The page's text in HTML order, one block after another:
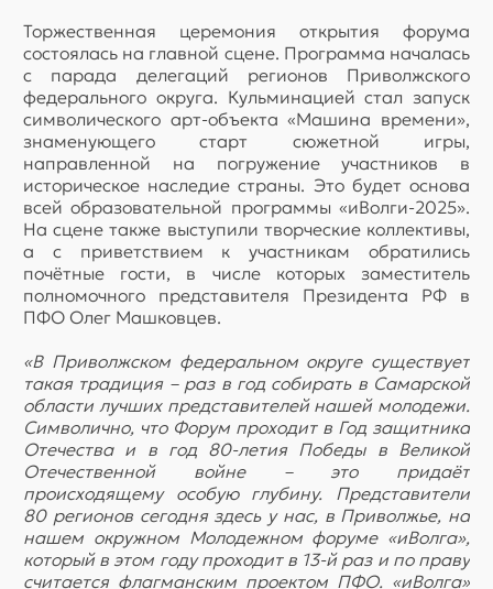
Торжественная церемония открытия форума
состоялась на главной сцене. Программа началась
с парада делегаций регионов Приволжского
федерального округа. Кульминацией стал запуск
символического арт-объекта «Машина времени»,
знаменующего старт сюжетной игры,
направленной на погружение участников в
историческое наследие страны. Это будет основа
всей образовательной программы «иВолги-2025».
На сцене также выступили творческие коллективы,
а с приветствием к участникам обратились
почётные гости, в числе которых заместитель
полномочного представителя Президента РФ в
ПФО Олег Машковцев.
«В Приволжском федеральном округе существует
такая традиция – раз в год собирать в Самарской
области лучших представителей нашей молодежи.
Символично, что Форум проходит в Год защитника
Отечества и в год 80-летия Победы в Великой
Отечественной войне – это придаёт
происходящему особую глубину. Представители
80 регионов сегодня здесь у нас, в Приволжье, на
нашем окружном Молодежном форуме «иВолга»,
который в этом году проходит в 13-й раз и по праву
считается флагманским проектом ПФО. «иВолга»